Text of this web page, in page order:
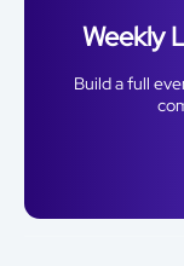
Build a